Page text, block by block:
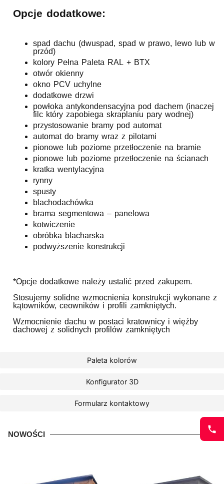
Paleta kolorów
Konfigurator 3D
Formularz kontaktowy
Opcje dodatkowe:
spad dachu (dwuspad, spad w prawo, lewo lub w
przód)
kolory Pełna Paleta RAL + BTX
otwór okienny
okno PCV uchylne
dodatkowe drzwi
powłoka antykondensacyjna pod dachem (inaczej
filc który zapobiega skraplaniu pary wodnej)
przystosowanie bramy pod automat
automat do bramy wraz z pilotami
pionowe lub poziome przetłoczenie na bramie
pionowe lub poziome przetłoczenie na ścianach
kratka wentylacyjna
rynny
spusty
blachodachówka
brama segmentowa – panelowa
kotwiczenie
obróbka blacharska
podwyższenie konstrukcji
*Opcje dodatkowe należy ustalić przed zakupem.
Stosujemy solidne wzmocnienia konstrukcji wykonane z
kątowników, ceowników i profili zamkniętych.
Wzmocnienie dachu w postaci kratownicy i więźby
dachowej z solidnych profilów zamkniętych
NOWOŚCI